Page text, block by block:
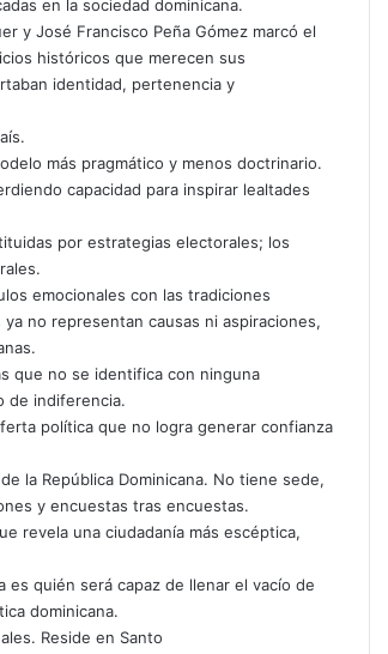
en la sociedad dominicana.
y José Francisco Peña Gómez marcó el
históricos que merecen sus
identidad, pertenencia y
más pragmático y menos doctrinario.
capacidad para inspirar lealtades
por estrategias electorales; los
emocionales con las tradiciones
no representan causas ni aspiraciones,
que no se identifica con ninguna
de indiferencia.
política que no logra generar confianza
la República Dominicana. No tiene sede,
y encuestas tras encuestas.
revela una ciudadanía más escéptica,
es quién será capaz de llenar el vacío de
dominicana.
Reside en Santo